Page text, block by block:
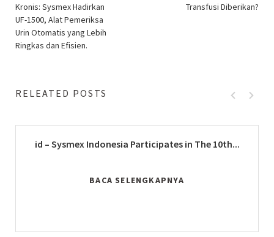
Kronis: Sysmex Hadirkan
UF-1500, Alat Pemeriksa
Urin Otomatis yang Lebih
Ringkas dan Efisien.
Transfusi Diberikan?
RELEATED POSTS
id – Sysmex Indonesia Participates in The 10th...
BACA SELENGKAPNYA